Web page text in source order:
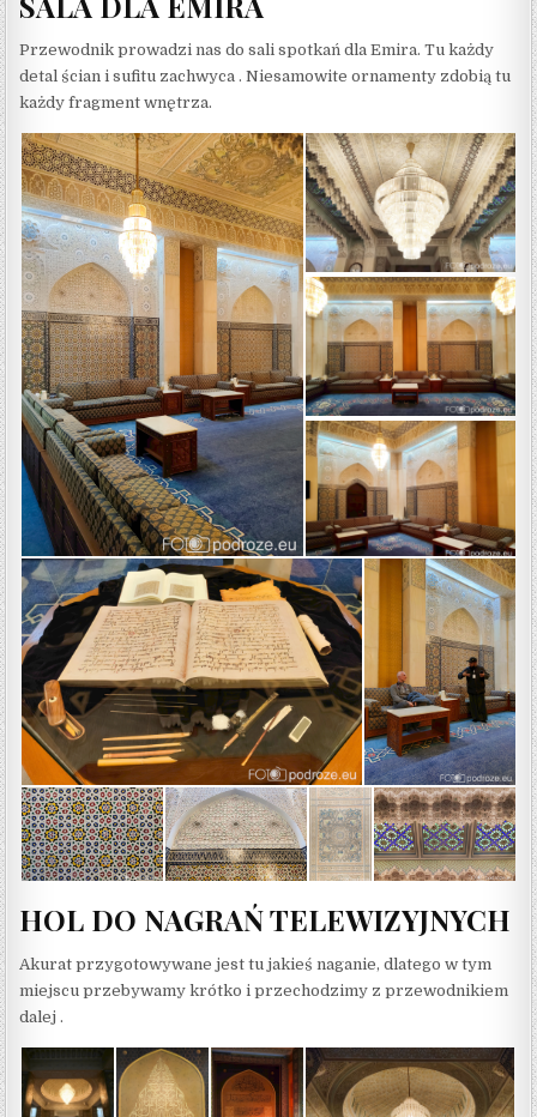
Przewodnik prowadzi nas do sali spotkań dla Emira. Tu każdy
detal ścian i sufitu zachwyca . Niesamowite ornamenty zdobią tu
każdy fragment wnętrza.
HOL DO NAGRAŃ TELEWIZYJNYCH
Akurat przygotowywane jest tu jakieś naganie, dlatego w tym
miejscu przebywamy krótko i przechodzimy z przewodnikiem
dalej .